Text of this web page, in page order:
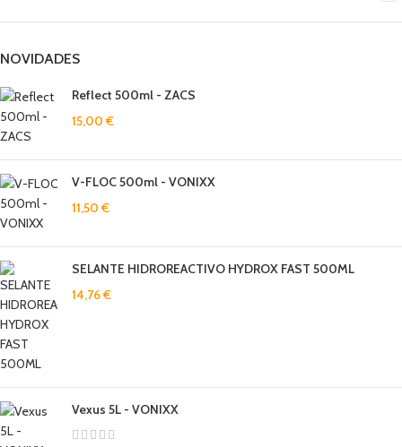
NOVIDADES
Reflect 500ml - ZACS
15,00€
V-FLOC 500ml - VONIXX
11,50€
SELANTE HIDROREACTIVO HYDROX FAST 500ML
14,76€
Vexus 5L - VONIXX